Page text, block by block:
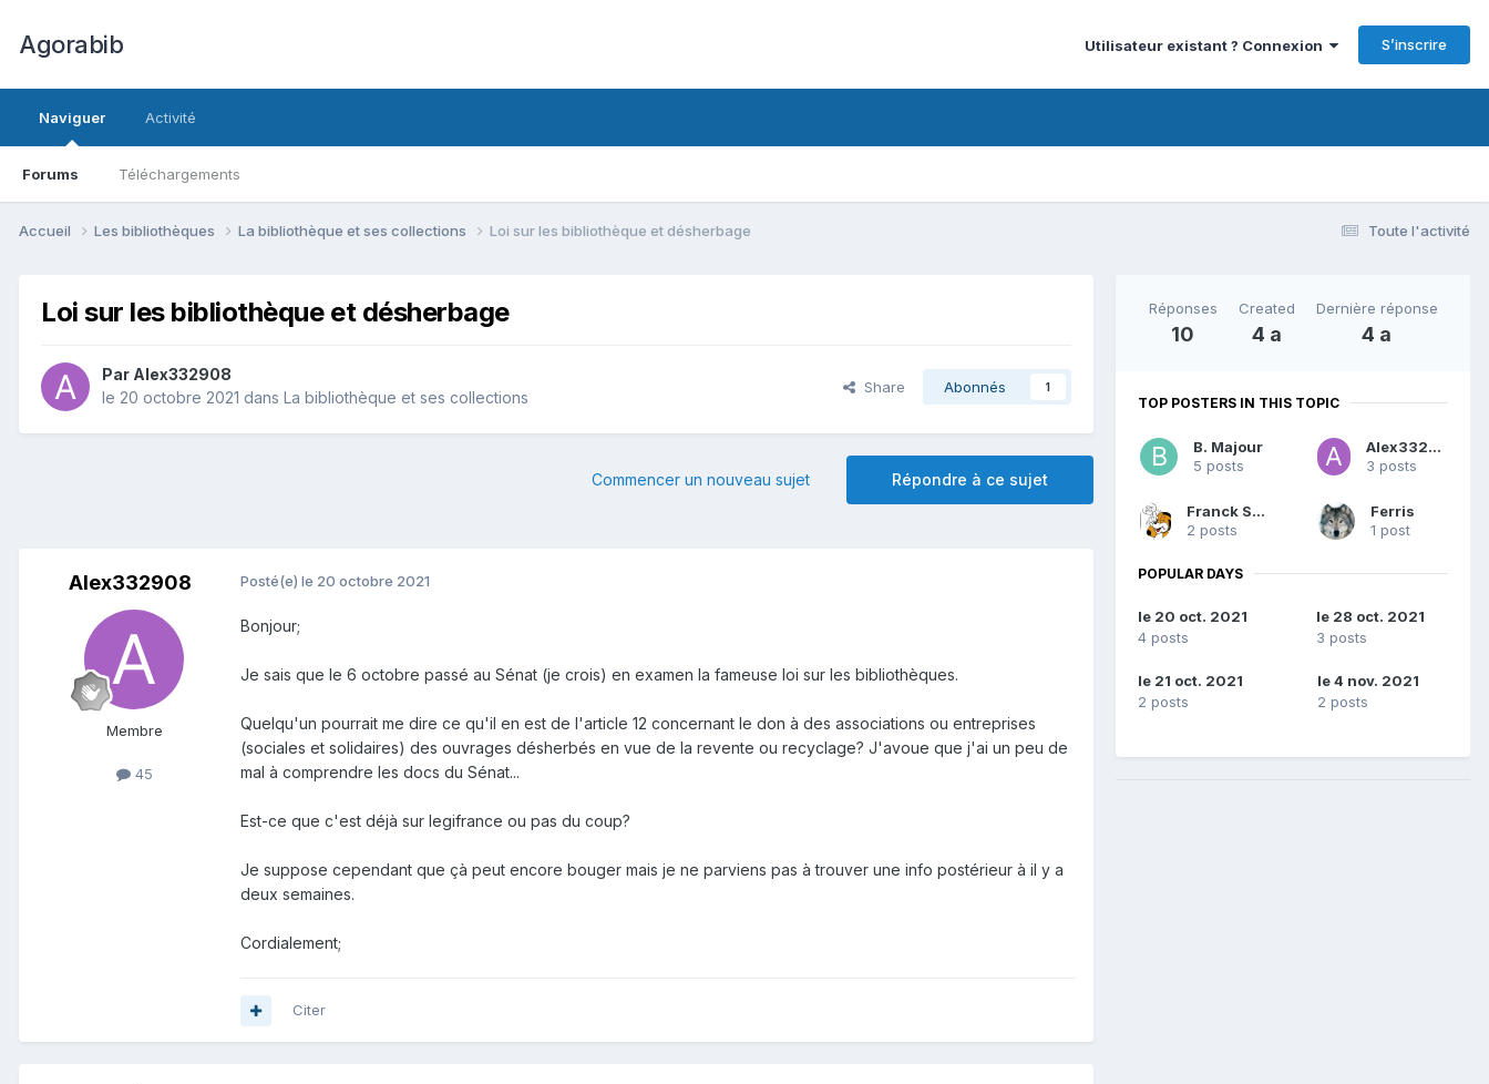
Agorabib Utilisateur existant ? Connexion S’inscrire
Naviguer
Forums Téléchargements
Activité
Toute l'activité
Accueil Les bibliothèques La bibliothèque et ses collections Loi sur les bibliothèque et désherbage
Loi sur les bibliothèque et désherbage
Par Alex332908
le 20 octobre 2021 dans La bibliothèque et ses collections
Share Abonnés 1
Répondre à ce sujet
Commencer un nouveau sujet
Alex332908
Membre
45
Posté(e) le 20 octobre 2021
Bonjour;
Je sais que le 6 octobre passé au Sénat (je crois) en examen la fameuse loi sur les bibliothèques.
Quelqu'un pourrait me dire ce qu'il en est de l'article 12 concernant le don à des associations ou entreprises
(sociales et solidaires) des ouvrages désherbés en vue de la revente ou recyclage? J'avoue que j'ai un peu de
mal à comprendre les docs du Sénat...
Est-ce que c'est déjà sur legifrance ou pas du coup?
Je suppose cependant que çà peut encore bouger mais je ne parviens pas à trouver une info postérieur à il y a
deux semaines.
Cordialement;
Citer
Réponses
10
Created
4 a
Dernière réponse
4 a
TOP POSTERS IN THIS TOPIC
B. Majour
5 posts
Alex332908
3 posts
Franck Sanka
2 posts
Ferris
1 post
POPULAR DAYS
le 20 oct. 2021
4 posts
le 28 oct. 2021
3 posts
le 21 oct. 2021
2 posts
le 4 nov. 2021
2 posts